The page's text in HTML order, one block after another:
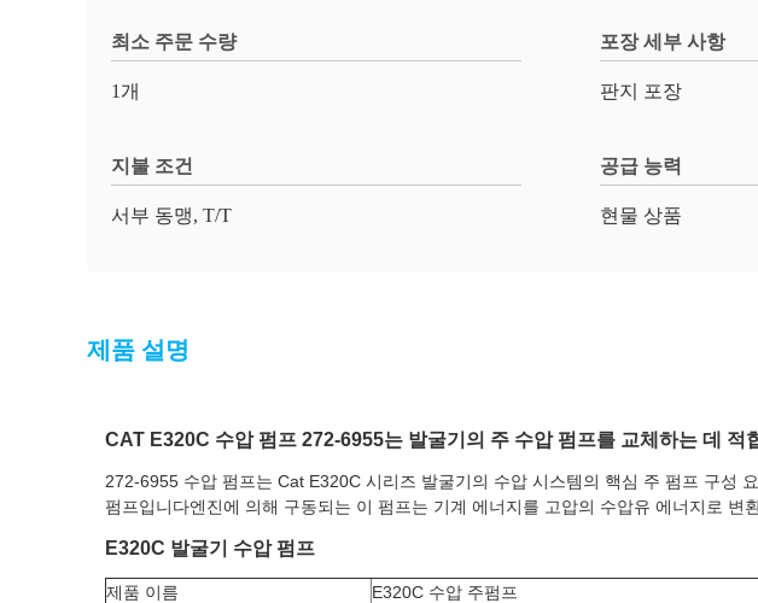
최소 주문 수량
1개
포장 세부 사항
판지 포장
지불 조건
서부 동맹, T/T
공급 능력
현물 상품
제품 설명
CAT E320C 수압 펌프 272-6955는 발굴기의 주 수압 펌프를 교체하는 데 적
272-6955 수압 펌프는 Cat E320C 시리즈 발굴기의 수압 시스템의 핵심 주 펌프 구성
펌프입니다엔진에 의해 구동되는 이 펌프는 기계 에너지를 고압의 수압유 에너지로 변
E320C 발굴기 수압 펌프
제품 이름
E320C 수압 주펌프